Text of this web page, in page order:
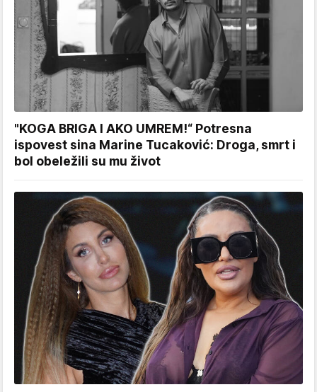
"KOGA BRIGA I AKO UMREM!“ Potresna
ispovest sina Marine Tucaković: Droga, smrt i
bol obeležili su mu život